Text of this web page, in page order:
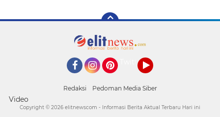
Twitter
Redaksi Pedoman Media Siber
Video
Copyright © 2026 elitnewscom - Informasi Berita Aktual Terbaru Hari ini